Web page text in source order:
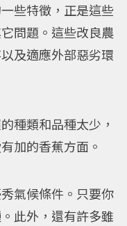
些特徵，正是這些
問題。這些改良農
及適應外部惡劣環
種類和品種太少，
加的香蕉方面。
氣候條件。只要你
此外，還有許多雖